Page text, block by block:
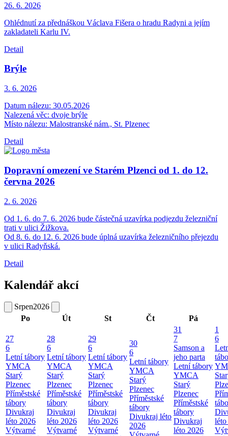
26. 6. 2026
Ohlédnutí za přednáškou Václava Fišera o hradu Radyni a jejím
zakladateli Karlu IV.
Detail
Brýle
3. 6. 2026
Datum nálezu: 30.05.2026
Nalezená věc: dvoje brýle
Místo nálezu: Malostranské nám., St. Plzenec
Detail
Dopravní omezení ve Starém Plzenci od 1. do 12.
června 2026
2. 6. 2026
Od 1. 6. do 7. 6. 2026 bude částečná uzavírka podjezdu železniční
trati v ulici Žižkova.
Od 8. 6. do 12. 6. 2026 bude úplná uzavírka železničního přejezdu
v ulici Radyňská.
Detail
Kalendář akcí
Srpen2026
Po
Út St Čt Pá
27
6
Letní tábory
YMCA
Starý
Plzenec
Příměstské
tábory
Divukraj
léto 2026
Výtvarné
28
6
Letní tábory
YMCA
Starý
Plzenec
Příměstské
tábory
Divukraj
léto 2026
Výtvarné
29
6
Letní tábory
YMCA
Starý
Plzenec
Příměstské
tábory
Divukraj
léto 2026
Výtvarné
30
6
Letní tábory
YMCA
Starý
Plzenec
Příměstské
tábory
Divukraj léto
2026
31
7
Samson a
jeho parta
Letní tábory
YMCA
Starý
Plzenec
Příměstské
tábory
Divukraj
léto 2026
1
6